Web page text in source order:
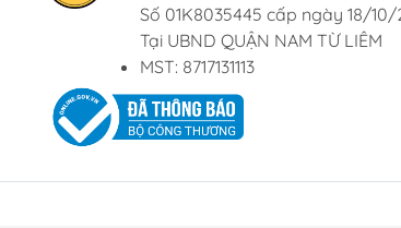
Số 01K8035445 cấp ngày 18/
Tại UBND QUẬN NAM TỪ LIÊM
MST: 8717131113